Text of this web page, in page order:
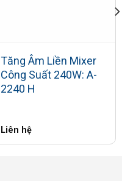
Tăng Âm Liền Mixer
Công Suất 240W: A-
2240 H
Liên hệ